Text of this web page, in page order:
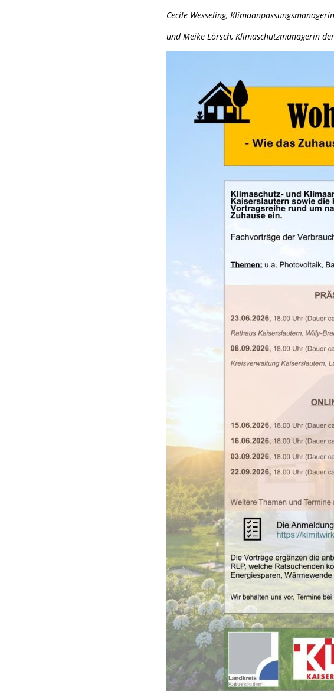
Cecile Wesseling,
und Meike Lörsch, Klimaschutzmanagerin